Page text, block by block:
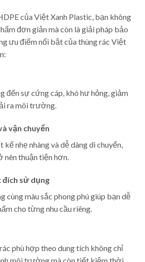
của Việt Xanh Plastic, bạn không
đơn giản mà còn là giải pháp bảo
ưu điểm nổi bật của thùng rác Việt
đến sự cứng cáp, khó hư hỏng, giảm
ra môi trường.
vận chuyển
nhẹ nhàng và dễ dàng di chuyển,
nên thuận tiện hơn.
đích sử dụng
cùng màu sắc phong phú giúp bạn dễ
cho từng nhu cầu riêng.
phù hợp theo dung tích không chỉ